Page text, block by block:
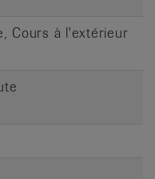
Cours à l'extérieur